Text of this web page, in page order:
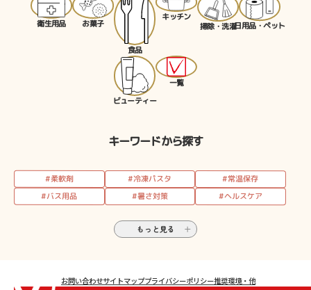
衛生用品 お菓子
食品
キッチン
掃除・洗濯日用品・ペット
ビューティー
一覧
キーワードから探す
#柔軟剤 #冷凍パスタ
#常温保存
#バス用品
#暑さ対策 #ヘルスケア
もっと見る
お問い合わせサイトマッププライバシーポリシー推奨環境・他